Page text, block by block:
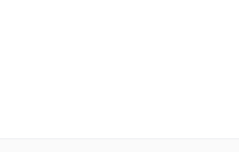
入場時間: 9時30分)